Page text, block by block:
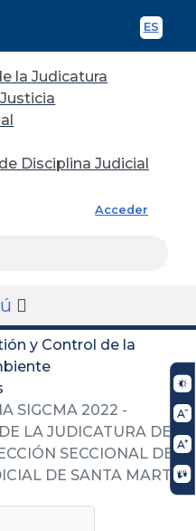
ES
Acceder
y Control de la
SIGCMA 2022 -
LA JUDICATURA DEL
SECCIONAL DE
DE SANTA MARTA